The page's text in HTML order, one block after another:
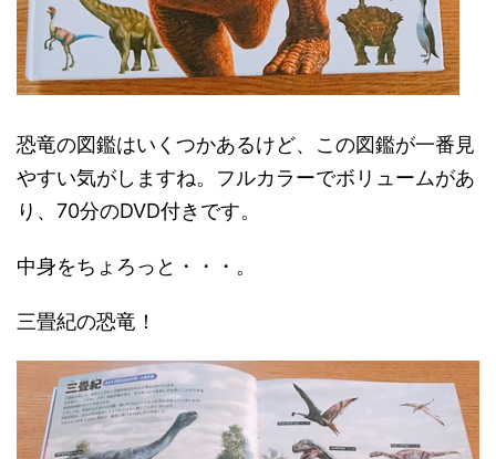
恐竜の図鑑はいくつかあるけど、この図鑑が一番見
やすい気がしますね。フルカラーでボリュームがあ
り、70分のDVD付きです。
中身をちょろっと・・・。
三畳紀の恐竜！